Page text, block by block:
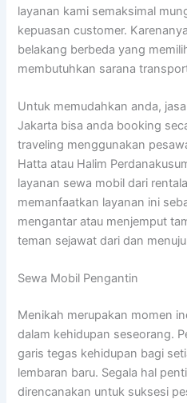
layanan kami semaksimal
kepuasan customer.
belakang berbeda yang
membutuhkan sarana
Untuk memudahkan anda,
Jakarta bisa anda booking
traveling menggunakan
Hatta atau Halim
layanan sewa mobil dari
memanfaatkan layanan ini
mengantar atau menjemput
teman sejawat dari dan
Sewa Mobil Pengantin
Menikah merupakan momen
dalam kehidupan seseorang.
garis tegas kehidupan bagi
lembaran baru. Segala hal
direncanakan untuk suksesi